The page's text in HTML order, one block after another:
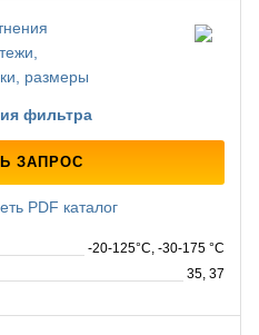
фильтра
ЗАПРОС
PDF каталог
-20-125°C, -30-175 °C
35, 37